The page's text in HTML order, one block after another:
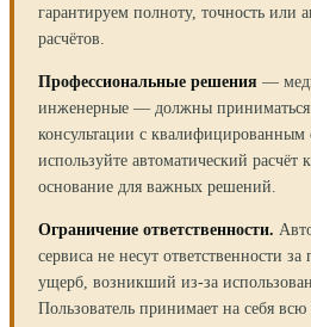
гарантируем полноту, точность или
расчётов.
Профессиональные решения —
инженерные — должны приниматься
консультации с
используйте автоматический расчёт
основание для важных решений.
Ограничение ответственности.
сервиса не несут ответственности
ущерб, возникший из-за
Пользователь принимает на себя всю